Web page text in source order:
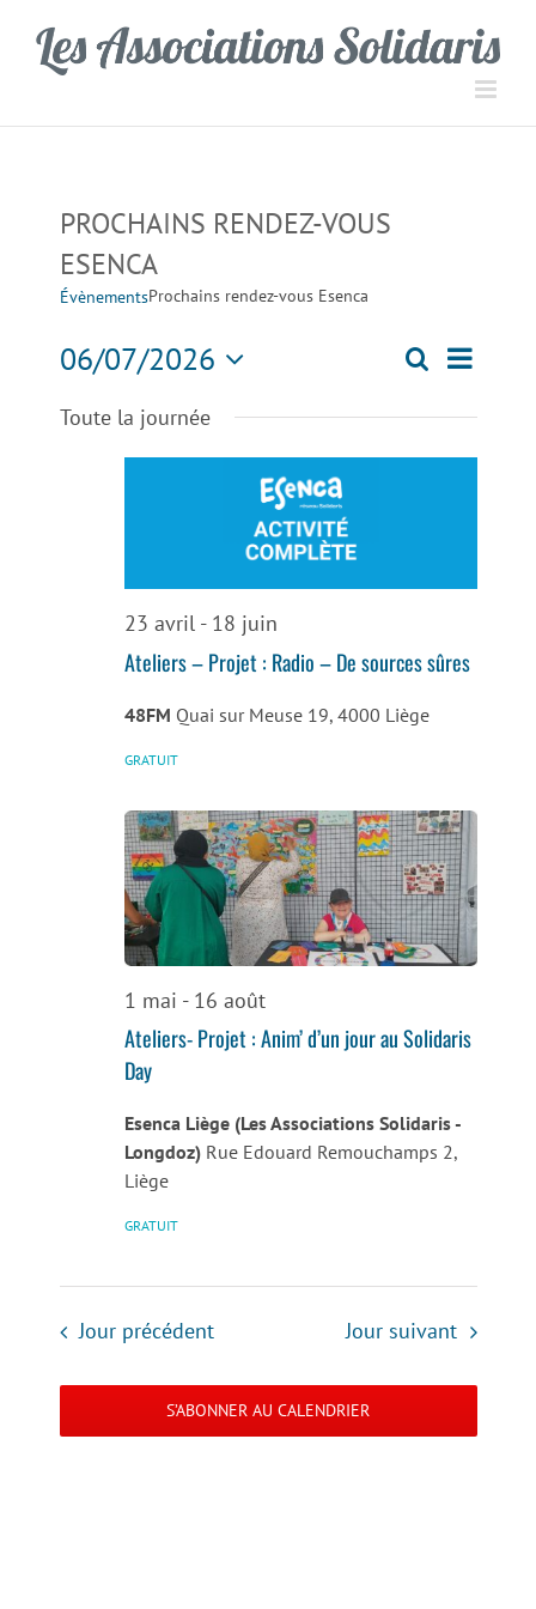
contenu
PROCHAINS RENDEZ-VOUS
ESENCA
ÉvènementsProchains rendez-vous Esenca
Recherche
vues
Recherche
vues
Jour
06/07/2026
une
Toute la journée
23 avril- 18 juin
Ateliers – Projet : Radio – De sources sûres
48FM Quai sur Meuse 19, 4000 Liège
GRATUIT
1 mai - 16 août
Ateliers- Projet : Anim’ d’un jour au Solidaris
Day
Esenca Liège (Les Associations Solidaris -
Longdoz) Rue Edouard Remouchamps 2,
Liège
GRATUIT
Jour précédent Jour suivant
S’ABONNER AU CALENDRIER